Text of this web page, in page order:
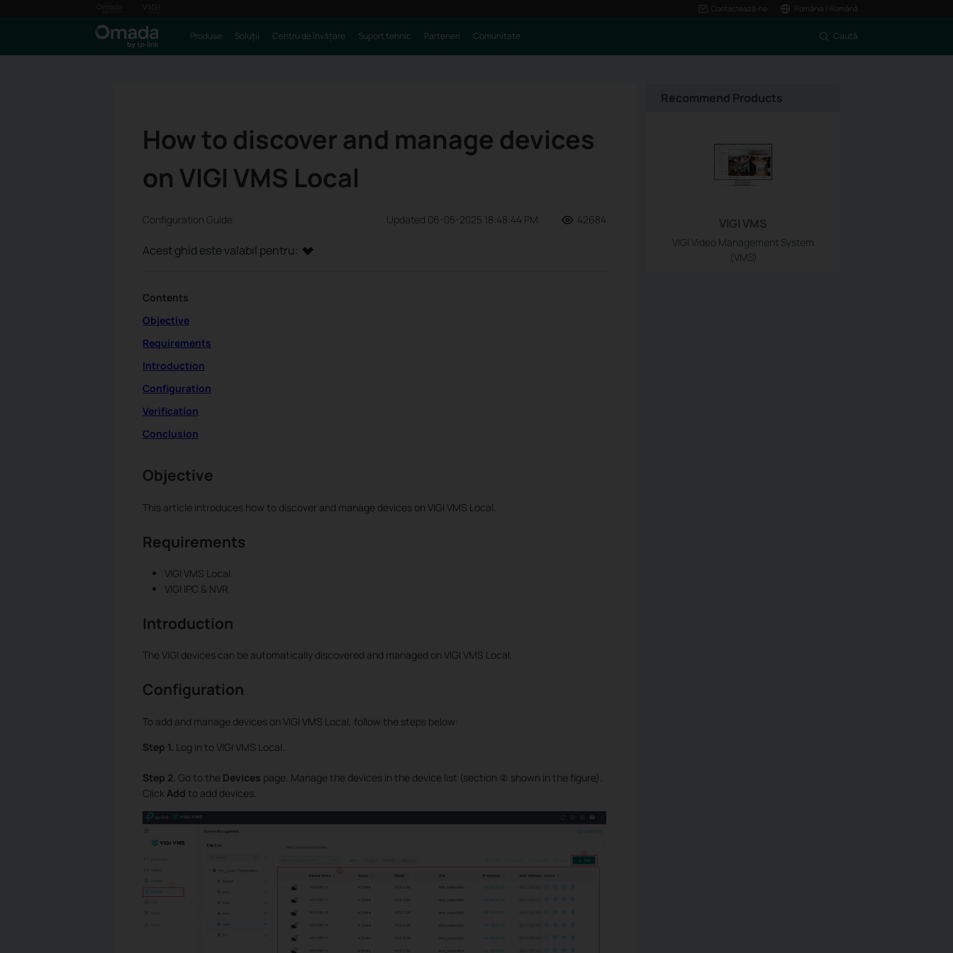
Contactează-ne România / Română
Produse Soluții Centru de învățare Suport tehnic Parteneri Comunitate Caută
How to discover and manage devices
on VIGI VMS Local
Configuration Guide Updated 06-05-2025 18:48:44 PM 42684
Acest ghid este valabil pentru:
Contents
Objective
Requirements
Introduction
Configuration
Verification
Conclusion
Objective
This article introduces how to discover and manage devices on VIGI VMS Local.
Requirements
VIGI VMS Local
VIGI IPC & NVR
Introduction
The VIGI devices can be automatically discovered and managed on VIGI VMS Local.
Configuration
To add and manage devices on VIGI VMS Local, follow the steps below:
Step 1. Log in to VIGI VMS Local.
Step 2. Go to the Devices page. Manage the devices in the device list (section ② shown in the figure).
Click Add to add devices.
Recommend Products
VIGI VMS
VIGI Video Management System
(VMS)